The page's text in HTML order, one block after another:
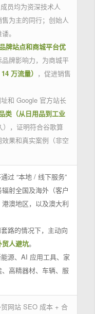
员均为资深技术人
为主的同行；创始人
。
牌站点和商城平台优
牌影响力，为商城平
万流量） ，促进销售
和 Google 官方站长
类（从日用品到工业
），证明符合谷歌算
果和真实案例（非空
过 “本地 / 线下服务”
射全国及海外（客户
澳地区，以及澳大利
路的情况下，主动向
贸人避坑。
源、AI 应用工具、家
高精器材、车辆、服
网站 SEO 成本 + 合